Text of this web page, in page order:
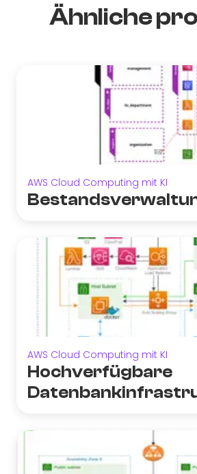
Ähnliche
AWS Cloud Computing mit KI
AWS Cloud Computing mit KI
Hochverfügbare